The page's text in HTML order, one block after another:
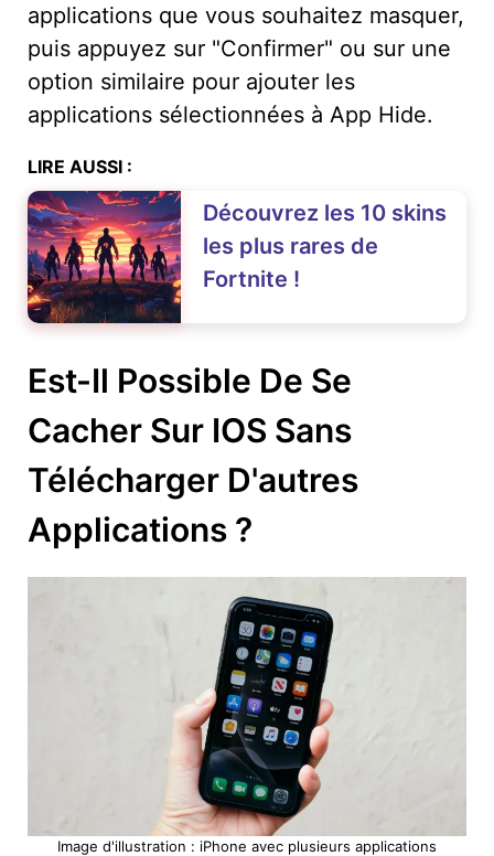
applications que vous souhaitez masquer,
puis appuyez sur "Confirmer" ou sur une
option similaire pour ajouter les
applications sélectionnées à App Hide.
LIRE AUSSI :
Découvrez les 10 skins
les plus rares de
Fortnite !
Est-Il Possible De Se
Cacher Sur IOS Sans
Télécharger D'autres
Applications ?
Image d'illustration : iPhone avec plusieurs applications